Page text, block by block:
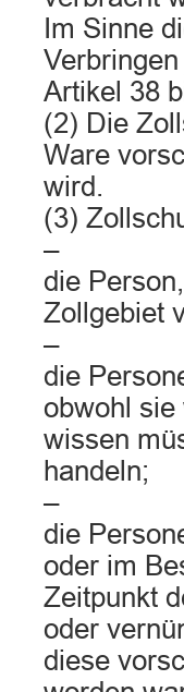
Im Sinne
Artikel 38
(2) Die
Ware
wird.
(3)
–
die
Zollgebiet
–
die
obwohl
wissen
handeln;
–
die
oder im
Zeitpunkt
oder
diese